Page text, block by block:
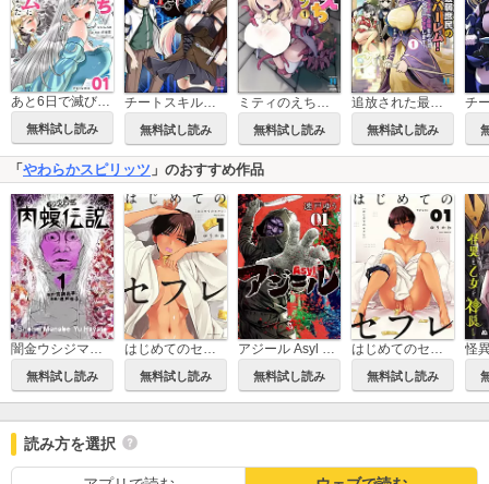
あと6日で滅びる崖っぷち国家のハーレムに召喚されてしまった【単話】
無料試し読み
チートスキル『支配』を使って異世界ハーレム！
無料試し読み
ミティのえちえちダンジョン スキルを宿したエッチな衣装で異世界迷宮を攻略せよ
無料試し読み
追放された最弱庶民の成り上がりハーレム！ 『不死身』のスキルで最強をめざし、見下したやつにざまぁします！
無料試し読み
「 やわらかスピリッツ 」のおすすめ作品
闇金ウシジマくん外伝 肉蝮伝説
無料試し読み
はじめてのセフレ
無料試し読み
アジール Asyl ～復讐の裏社会半グレ狩り～
無料試し読み
はじめてのセフレ【単話】
無料試し読み
読み方を選択